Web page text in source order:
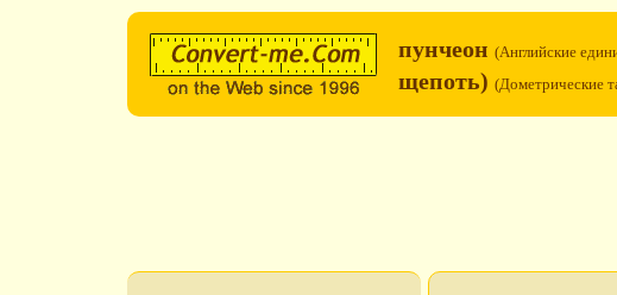
пунчеон (Английские
щепоть) (Дометрические